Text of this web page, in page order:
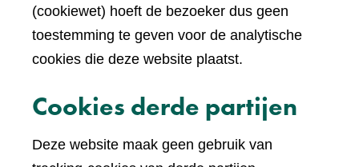
(cookiewet) hoeft de bezoeker dus geen
toestemming te geven voor de analytische
cookies die deze website plaatst.
Cookies derde partijen
Deze website maak geen gebruik van